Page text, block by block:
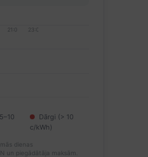
21:00 23:00
Dārgi (> 10
c/kWh)
dienas
un piegādātāja maksām.